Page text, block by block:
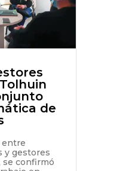
de
entre
y gestores
se confirmó